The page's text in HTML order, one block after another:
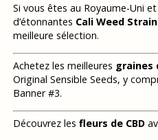
Si vous êtes au Royaume-Uni
d’étonnantes Cali Weed
meilleure sélection.
Achetez les meilleures graines
Original Sensible Seeds, y
Banner #3.
Découvrez les fleurs de CBD